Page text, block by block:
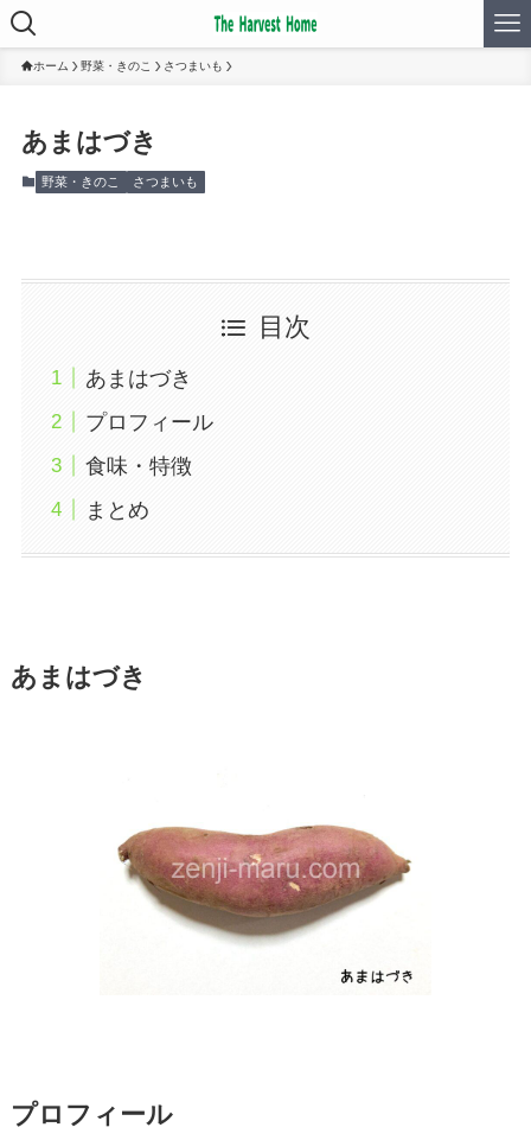
ホーム 野菜・きのこ さつまいも
あまはづき
野菜・きのこ さつまいも
目次
あまはづき
プロフィール
食味・特徴
まとめ
あまはづき
プロフィール